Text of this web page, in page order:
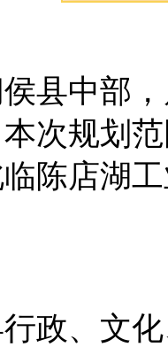
县中部
次规划
陈店湖
政、文